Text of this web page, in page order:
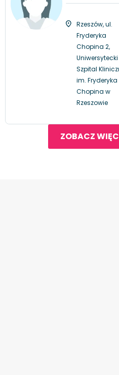
Rzeszów, ul.
Fryderyka
Chopina 2,
Uniwersytecki
Szpital
im. Fryderyka
Chopina w
Rzeszowie
ZOBACZ